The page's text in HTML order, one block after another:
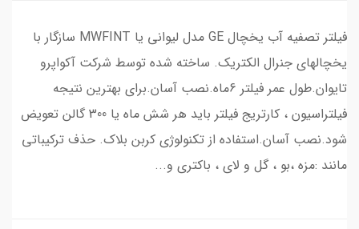
فیلتر تصفیه آب یخچال GE مدل لیوانی یا MWFINT سازگار با
یخچالهای جنرال الکتریک. ساخته شده توسط شرکت آکواپرو
تایوان.طول عمر فیلتر 6ماه.نصب آسان.برای بهترین نتیجه
فیلتراسیون ، کارتریج فیلتر باید هر شش ماه یا 300 گالن تعویض
شود.نصب آسان.استفاده از تکنولوژی کربن بلاک. حذف ترکیباتی
مانند :مزه ،بو ، گل و لای ، باکتری و...